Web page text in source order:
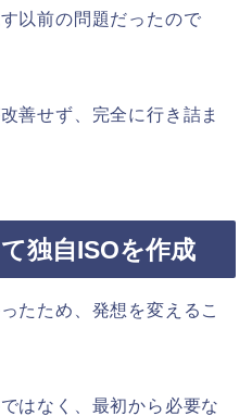
以前の問題だったので
善せず、完全に行き詰ま
独自ISOを作成
たため、発想を変えるこ
はなく、最初から必要な